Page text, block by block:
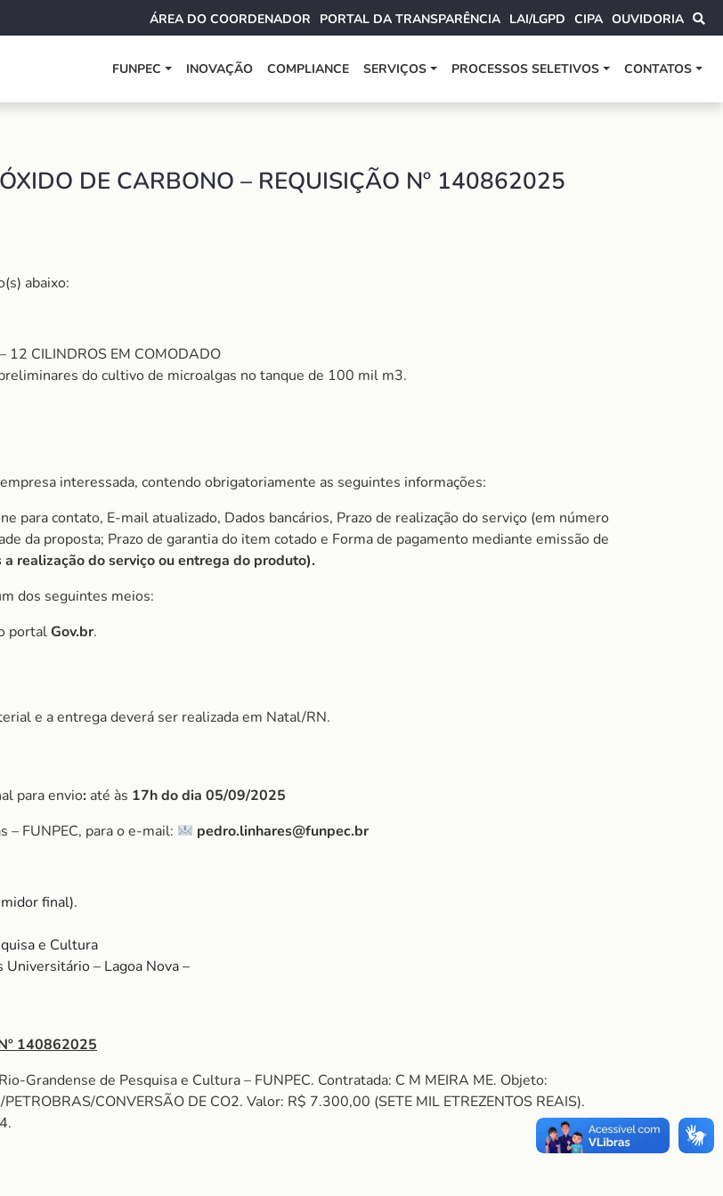
ÁREA DO COORDENADOR PORTAL DA TRANSPARÊNCIA LAI/LGPD CIPA OUVIDORIA
FUNPEC INOVAÇÃO COMPLIANCE SERVIÇOS PROCESSOS SELETIVOS CONTATOS
DE CARBONO – REQUISIÇÃO Nº 140862025
abaixo:
12 CILINDROS EM COMODADO
do cultivo de microalgas no tanque de 100 mil m3.
interessada, contendo obrigatoriamente as seguintes informações:
para contato, E-mail atualizado, Dados bancários, Prazo de realização do serviço (em número
da proposta; Prazo de garantia do item cotado e Forma de pagamento mediante emissão de
realização do serviço ou entrega do produto).
dos seguintes meios:
portalGov.br.
e a entrega deverá ser realizada em Natal/RN.
para envio: até às 17h do dia 05/09/2025
– FUNPEC, para o e-mail:
pedro.linhares@funpec.br
final).
e Cultura
– Lagoa Nova –
140862025
Grandense de Pesquisa e Cultura – FUNPEC. Contratada: C M MEIRA ME. Objeto:
CONVERSÃO DE CO2. Valor: R$ 7.300,00 (SETE MIL ETREZENTOS REAIS).